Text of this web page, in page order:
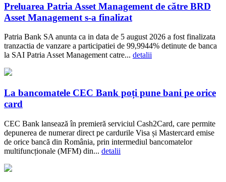
Preluarea Patria Asset Management de către BRD
Asset Management s-a finalizat
Patria Bank SA anunta ca in data de 5 august 2026 a fost finalizata
tranzactia de vanzare a participatiei de 99,9944% detinute de banca
la SAI Patria Asset Management catre... detalii
La bancomatele CEC Bank poți pune bani pe orice
card
CEC Bank lansează în premieră serviciul Cash2Card, care permite
depunerea de numerar direct pe cardurile Visa și Mastercard emise
de orice bancă din România, prin intermediul bancomatelor
multifuncționale (MFM) din... detalii